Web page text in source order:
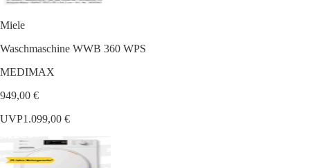
Miele
Waschmaschine WWB 360 WPS
MEDIMAX
949,00 €
UVP1.099,00 €